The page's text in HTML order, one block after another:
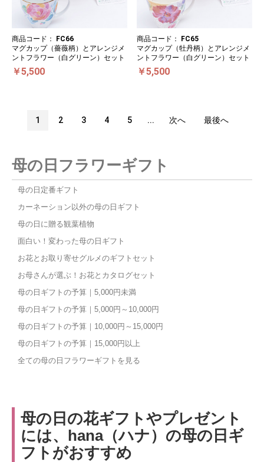
商品コード：
FC66
マグカップ（薔薇柄）とアレンジメ
ントフラワー（白グリーン）セット
￥5,500
商品コード：
FC65
マグカップ（牡丹柄）とアレンジメ
ントフラワー（白グリーン）セット
￥5,500
1 2 3 4 5 ... 次へ 最後へ
母の日フラワーギフト
母の日定番ギフト
カーネーション以外の母の日ギフト
母の日に贈る観葉植物
面白い！変わった母の日ギフト
お花とお取り寄せグルメのギフトセット
お母さんが選ぶ！お花とカタログセット
母の日ギフトの予算｜5,000円未満
母の日ギフトの予算｜5,000円～10,000円
母の日ギフトの予算｜10,000円～15,000円
母の日ギフトの予算｜15,000円以上
全ての母の日フラワーギフトを見る
母の日の花ギフトやプレゼント
には、hana（ハナ）の母の日ギ
フトがおすすめ